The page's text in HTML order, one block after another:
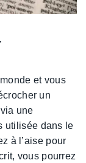
et vous
un
une
utilisée dans le
à l’aise pour
vous pourrez